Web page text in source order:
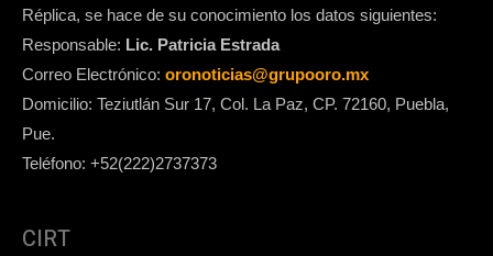
Réplica, se hace de su conocimiento los datos siguientes:
Responsable: Lic. Patricia Estrada
Correo Electrónico: oronoticias@grupooro.mx
Domicilio: Teziutlán Sur 17, Col. La Paz, CP. 72160, Puebla,
Pue.
Teléfono: +52(222)2737373
CIRT